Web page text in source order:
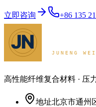
立即咨询 +86 135
高性能纤维复合材料 · 压
地址北京市通州